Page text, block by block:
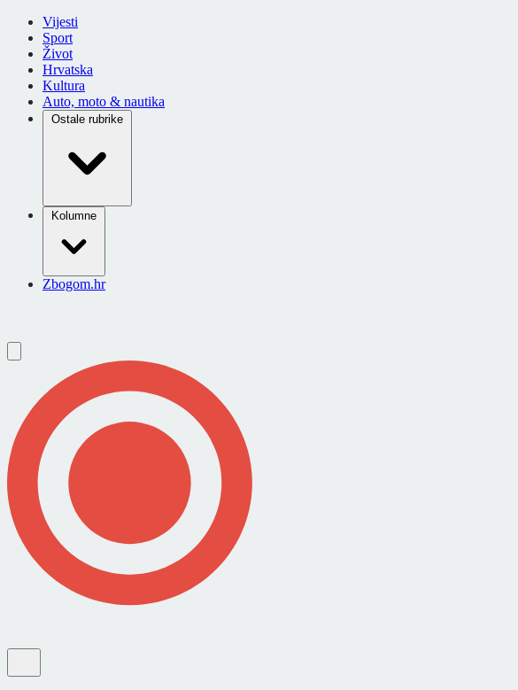
Vijesti
Sport
Život
Hrvatska
Kultura
Auto, moto & nautika
Ostale rubrike
Kolumne
Zbogom.hr